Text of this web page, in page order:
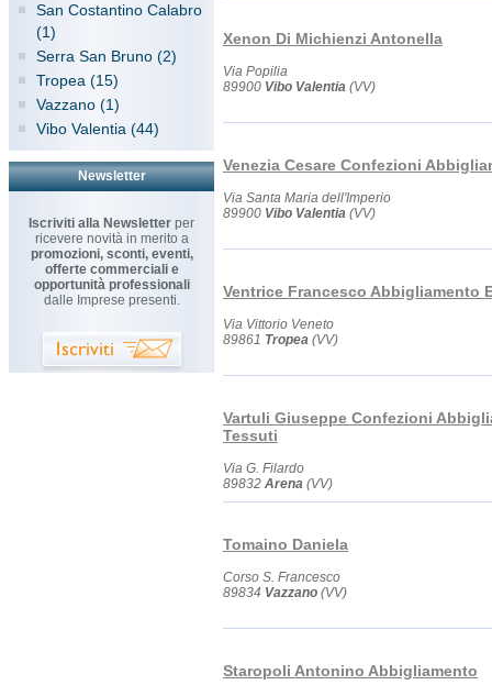
San Costantino Calabro
(1)
Serra San Bruno (2)
Tropea (15)
Vazzano (1)
Vibo Valentia (44)
Newsletter
Iscriviti alla Newsletter per
ricevere novità in merito a
promozioni, sconti, eventi,
offerte commerciali e
opportunità professionali
dalle Imprese presenti.
Xenon Di Michienzi Antonella
Via Popilia
89900 Vibo Valentia (VV)
Venezia Cesare Confezioni
Via Santa Maria dell'Imperio
89900 Vibo Valentia (VV)
Ventrice Francesco Abbigliamento
Via Vittorio Veneto
89861 Tropea (VV)
Vartuli Giuseppe Confezioni
Tessuti
Via G. Filardo
89832 Arena (VV)
Tomaino Daniela
Corso S. Francesco
89834 Vazzano (VV)
Staropoli Antonino Abbigliamento